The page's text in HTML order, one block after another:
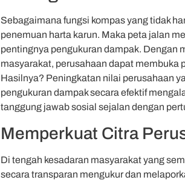
Sebagaimana fungsi kompas yang tidak
penemuan harta karun. Maka peta jalan
pentingnya pengukuran dampak. Dengan
masyarakat, perusahaan dapat membuka
Hasilnya? Peningkatan nilai perusahaan
pengukuran dampak secara efektif
tanggung jawab sosial sejalan dengan
Memperkuat Citra
Di tengah kesadaran masyarakat yang
secara transparan mengukur dan